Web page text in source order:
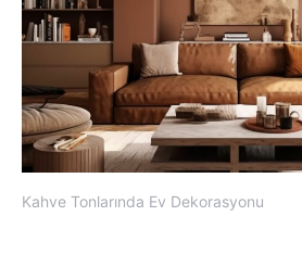
Kahve Tonlarında Ev Dekorasyonu